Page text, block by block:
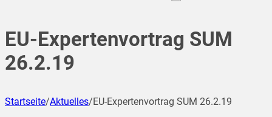
EU-Expertenvortrag SUM
26.2.19
Startseite/Aktuelles/EU-Expertenvortrag SUM 26.2.19